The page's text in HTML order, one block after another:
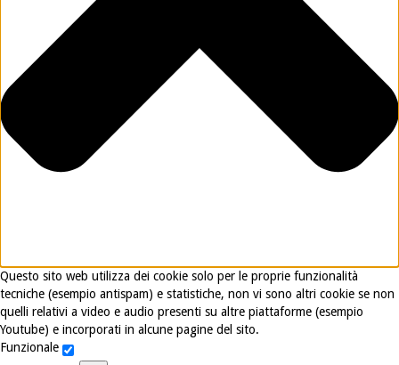
Questo sito web utilizza dei cookie solo per le proprie funzionalità
tecniche (esempio antispam) e statistiche, non vi sono altri cookie se non
quelli relativi a video e audio presenti su altre piattaforme (esempio
Youtube) e incorporati in alcune pagine del sito.
Funzionale